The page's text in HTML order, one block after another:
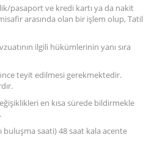
pasaport ve kredi kartı ya da nakit
arasında olan bir işlem olup, Tatil
ilgili hükümlerinin yanı sıra
teyit edilmesi gerekmektedir.
en kısa sürede bildirmekle
buluşma saati) 48 saat kala acente